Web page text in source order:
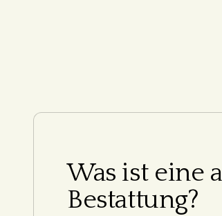
Was ist eine
Bestattung?